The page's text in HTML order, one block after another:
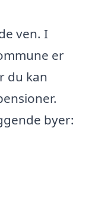
ven. I
er
du kan
byer: